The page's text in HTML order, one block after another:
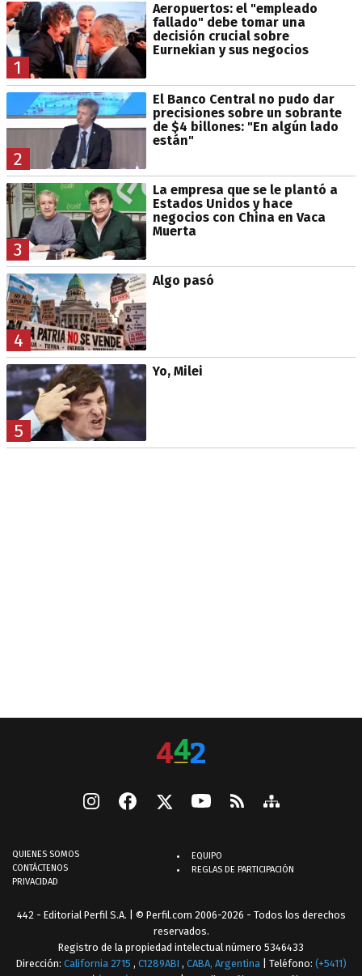
1
Aeropuertos: el "empleado
fallado" debe tomar una
decisión crucial sobre
Eurnekian y sus negocios
2
El Banco Central no pudo dar
precisiones sobre un sobrante
de $4 billones: "En algún lado
están"
3
La empresa que se le plantó a
Estados Unidos y hace
negocios con China en Vaca
Muerta
4
Algo pasó
5
Yo, Milei
QUIENES SOMOS
CONTÁCTENOS
PRIVACIDAD
EQUIPO
REGLAS DE PARTICIPACIÓN
442 - Editorial Perfil S.A. | © Perfil.com 2006-2026 - Todos los derechos
reservados.
Registro de la propiedad intelectual número 5346433
Dirección: California 2715 , C1289ABI , CABA, Argentina | Teléfono: (+5411)